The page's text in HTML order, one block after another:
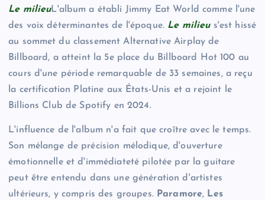
Le milieuL'album a établi Jimmy Eat World comme l'une
des voix déterminantes de l'époque. Le milieus'est hissé
au sommet du classement Alternative Airplay de
Billboard, a atteint la 5e place du Billboard Hot 100 au
cours d'une période remarquable de 33 semaines, a reçu
la certification Platine aux États-Unis et a rejoint le
Billions Club de Spotify en 2024.
L'influence de l'album n'a fait que croître avec le temps.
Son mélange de précision mélodique, d'ouverture
émotionnelle et d'immédiateté pilotée par la guitare
peut être entendu dans une génération d'artistes
ultérieurs, y compris des groupes.
Paramore, Les